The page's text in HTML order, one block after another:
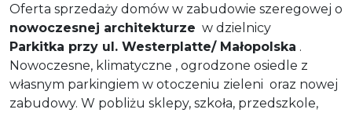
Oferta sprzedaży domów w zabudowie szeregowej o
nowoczesnej architekturze w dzielnicy
Parkitka przy ul. Westerplatte/ Małopolska .
Nowoczesne, klimatyczne , ogrodzone osiedle z
własnym parkingiem w otoczeniu zieleni oraz nowej
zabudowy. W pobliżu sklepy, szkoła, przedszkole,